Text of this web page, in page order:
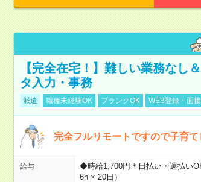
【完全在宅！】難しい業務なし
タ入力・事務
派遣 職種未経験OK ブランクOK WEB登録・面
完全フルリモートですので子育
給与
◆時給1,700円＊日払い・週払い
6h × 20日）